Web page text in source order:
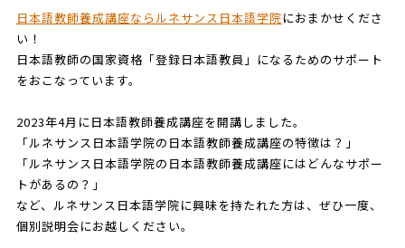
日本語教師養成講座ならルネサンス日本語学院におまかせくださ
い！
日本語教師の国家資格「登録日本語教員」になるためのサポート
をおこなっています。
2023年4月に日本語教師養成講座を開講しました。
「ルネサンス日本語学院の日本語教師養成講座の特徴は？」
「ルネサンス日本語学院の日本語教師養成講座にはどんなサポー
トがあるの？」
など、ルネサンス日本語学院に興味を持たれた方は、ぜひ一度、
個別説明会にお越しください。